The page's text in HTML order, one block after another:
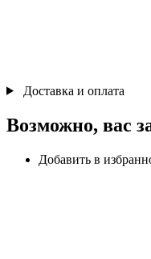
Доставка и оплата
Возможно, вас
Добавить в